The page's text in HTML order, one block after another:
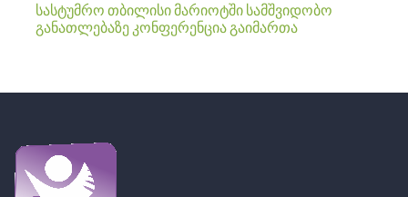
სასტუმრო თბილისი მარიოტში სამშვიდობო
განათლებაზე კონფერენცია გაიმართა